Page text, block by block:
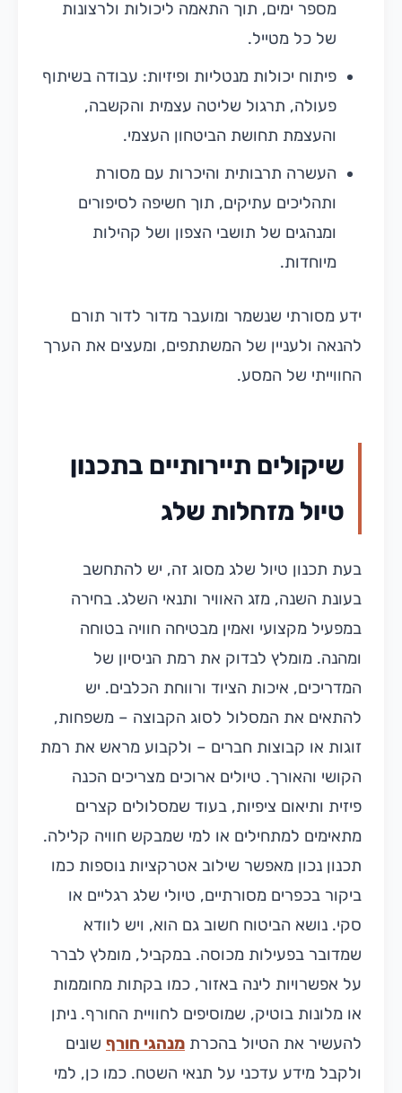
מספר ימים, תוך התאמה ליכולות ולרצונות
של כל מטייל.
פיתוח יכולות מנטליות ופיזיות: עבודה בשיתוף
פעולה, תרגול שליטה עצמית והקשבה,
והעצמת תחושת הביטחון העצמי.
העשרה תרבותית והיכרות עם מסורת
ותהליכים עתיקים, תוך חשיפה לסיפורים
ומנהגים של תושבי הצפון ושל קהילות
מיוחדות.
ידע מסורתי שנשמר ומועבר מדור לדור תורם
להנאה ולעניין של המשתתפים, ומעצים את הערך
החווייתי של המסע.
שיקולים תיירותיים בתכנון
טיול מזחלות שלג
בעת תכנון טיול שלג מסוג זה, יש להתחשב
בעונת השנה, מזג האוויר ותנאי השלג. בחירה
במפעיל מקצועי ואמין מבטיחה חוויה בטוחה
ומהנה. מומלץ לבדוק את רמת הניסיון של
המדריכים, איכות הציוד ורווחת הכלבים. יש
להתאים את המסלול לסוג הקבוצה – משפחות,
זוגות או קבוצות חברים – ולקבוע מראש את רמת
הקושי והאורך. טיולים ארוכים מצריכים הכנה
פיזית ותיאום ציפיות, בעוד שמסלולים קצרים
מתאימים למתחילים או למי שמבקש חוויה קלילה.
תכנון נכון מאפשר שילוב אטרקציות נוספות כמו
ביקור בכפרים מסורתיים, טיולי שלג רגליים או
סקי. נושא הביטוח חשוב גם הוא, ויש לוודא
שמדובר בפעילות מכוסה. במקביל, מומלץ לברר
על אפשרויות לינה באזור, כמו בקתות מחוממות
או מלונות בוטיק, שמוסיפים לחוויית החורף. ניתן
להעשיר את הטיול בהכרת מנהגי חורף שונים
ולקבל מידע עדכני על תנאי השטח. כמו כן, למי